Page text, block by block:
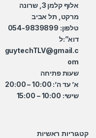
אלוף קלמן 3, שרונה
מרקט, תל אביב
טלפון: 054-9839899
דוא”:ל
guytechTLV@gmail.c
om
שעות פתיחה
א’ עד ה’: 10:00 – 20:00
שישי: 10:00 – 15:00
קטגוריות ראשיות